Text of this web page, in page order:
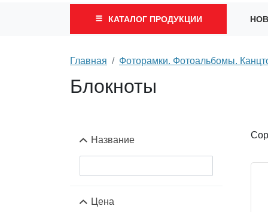
КАТАЛОГ ПРОДУКЦИИ
Главная Фоторамки. Фотоальбомы.
Блокноты
Название
Цена